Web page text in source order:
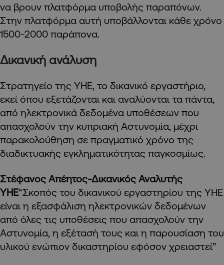
να βρουν πλατφόρμα υποβολής παραπόνων.
Στην πλατφόρμα αυτή υποβάλλονται κάθε χρόνο
1500-2000 παράπονα.
Δικανική ανάλυση
Στρατηγείο της ΥΗΕ, το δικανικό εργαστήριο,
εκεί όπου εξετάζονται και αναλύονται τα πάντα,
από ηλεκτρονικά δεδομένα υποθέσεων που
απασχολούν την κυπριακή Αστυνομία, μέχρι
παρακολούθηση σε πραγματικό χρόνο της
διαδικτυακής εγκληματικότητας παγκοσμίως.
Στέφανος Απέητος-Δικανικός Αναλυτής
ΥΗΕ“Σκοπός του δικανικού εργαστηρίου της ΥΗΕ
είναι η εξασφάλιση ηλεκτρονικών δεδομένων
από όλες τις υποθέσεις που απασχολούν την
Αστυνομία, η εξέτασή τους και η παρουσίαση του
υλικού ενώπιον δικαστηρίου εφόσον χρειαστεί”